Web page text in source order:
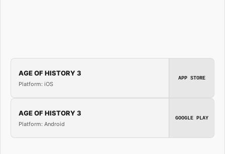
AGE OF HISTORY 3
Platform: iOS
APP STORE
AGE OF HISTORY 3
Platform: Android
GOOGLE PLAY